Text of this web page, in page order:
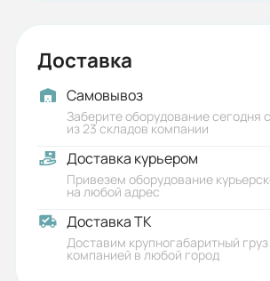
отношения:
68,09
Присоединительный
электродвигателю (РАМ):
80B5
Гарантия, лет:
1
Срок службы, лет:
Доставка
Самовывоз
Заберите оборудование сегодня
из 23 складов компании
Доставка курьером
Привезем оборудование
на любой адрес
Доставка ТК
Доставим крупногабаритный
компанией в любой город